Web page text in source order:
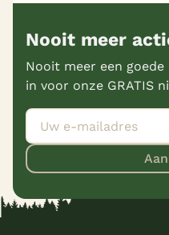
Nooit meer
Nooit meer een
in voor onze GRATIS